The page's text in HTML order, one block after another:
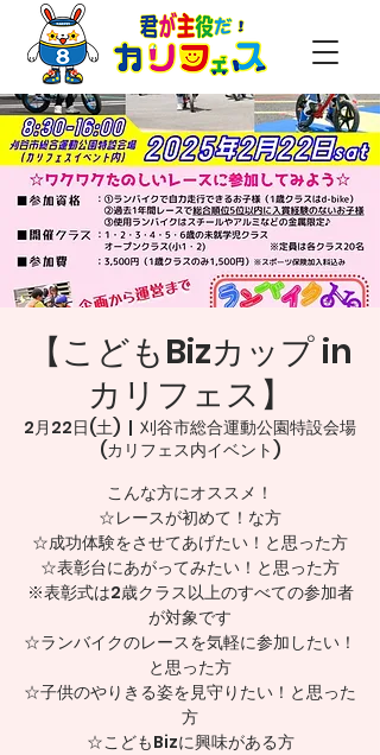
【こどもBizカップ in
カリフェス】
2月22日(土)
  |
刈谷市総合運動公園特設会場
(カリフェス内イベント)
こんな方にオススメ！
☆レースが初めて！な方
☆成功体験をさせてあげたい！と思った方
☆表彰台にあがってみたい！と思った方
※表彰式は2歳クラス以上のすべての参加者
が対象です
☆ランバイクのレースを気軽に参加したい！
と思った方
☆子供のやりきる姿を見守りたい！と思った
方
☆こどもBizに興味がある方